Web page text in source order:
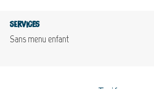
Services
Sans menu enfant